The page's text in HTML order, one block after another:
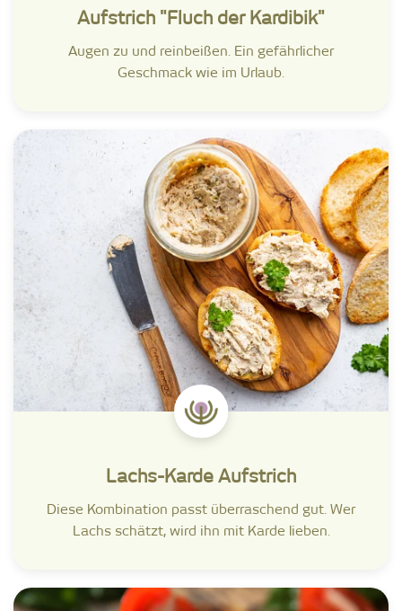
Aufstrich "Fluch der Kardibik"
Augen zu und reinbeißen. Ein gefährlicher
Geschmack wie im Urlaub.
Lachs-Karde Aufstrich
Diese Kombination passt überraschend gut. Wer
Lachs schätzt, wird ihn mit Karde lieben.